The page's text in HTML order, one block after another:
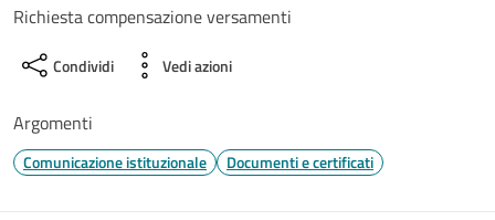
Richiesta compensazione versamenti
Condividi Vedi azioni
Argomenti
Comunicazione istituzionale Documenti e certificati